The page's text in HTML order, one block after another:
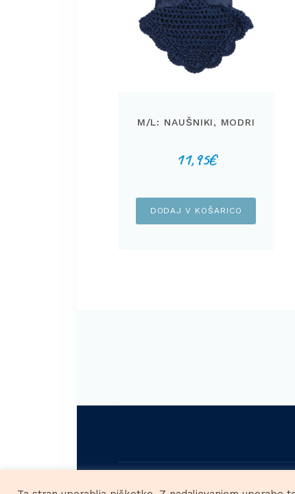
M/L: NAUŠNIKI, MODRI
11,95€
DODAJ V KOŠARICO